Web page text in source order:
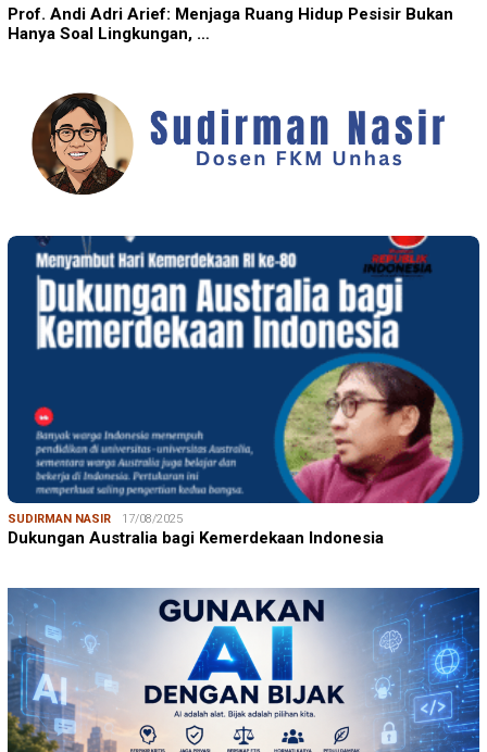
Prof. Andi Adri Arief: Menjaga Ruang Hidup Pesisir Bukan
Hanya Soal Lingkungan, …
SUDIRMAN NASIR 17/08/2025
Dukungan Australia bagi Kemerdekaan Indonesia